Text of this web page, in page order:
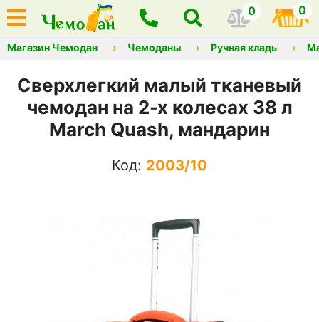
0 0
Магазин Чемодан Чемоданы Ручная кладь
Сверхлегкий малый тканевый
чемодан на 2-х колесах 38 л
March Quash, мандарин
Код: 2003/10